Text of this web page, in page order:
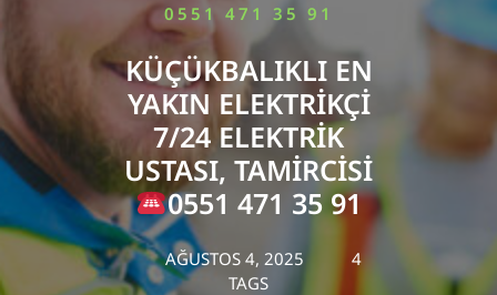
0551 471 35 91
KÜÇÜKBALIKLI EN
YAKIN ELEKTRIKÇI
7/24 ELEKTRIK
USTASI, TAMIRCISI
0551 471 35 91
AĞUSTOS 4, 2025
4
TAGS